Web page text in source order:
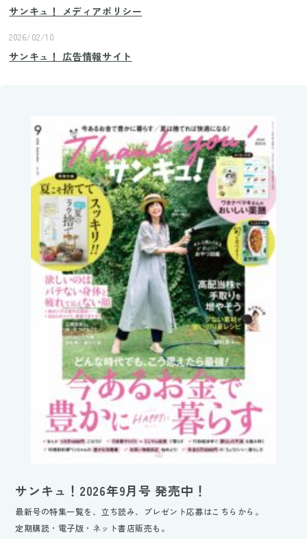
サンキュ！ メディアポリシー
2026/02/10
サンキュ！ 広告情報サイト
サンキュ！2026年9月号 発売中！
最新号の特集一覧を、立ち読み、プレゼント応募はこちらから。
定期購読・電子版・ネット書店販売も。